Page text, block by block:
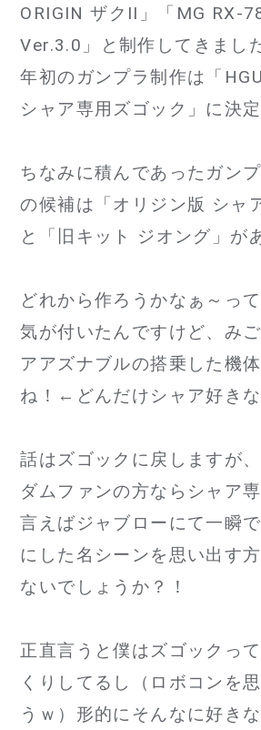
ORIGIN ザクII」「MG RX-
Ver.3.0」と制作してきまし
年初のガンプラ制作は「
シャア専用ズゴック」に決
ちなみに積んであったガン
の候補は「オリジン版 シャ
と「旧キット ジオング」が
どれから作ろうかなぁ～っ
気が付いたんですけど、み
アアズナブルの搭乗した機
ね！←どんだけシャア好き
話はズゴックに戻しますが
ダムファンの方ならシャア
言えばジャブローにて一瞬
にした名シーンを思い出す
ないでしょうか？！
正直言うと僕はズゴックっ
くりしてるし（ロボコンを
うｗ）形的にそんなに好き